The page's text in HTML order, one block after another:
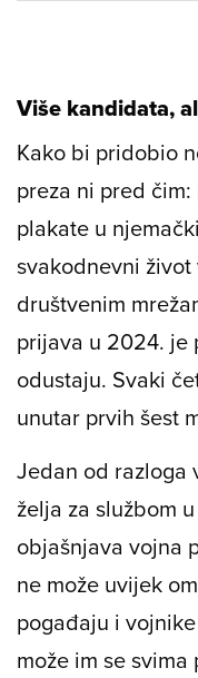
Više kandidata,
Kako bi pridobio
preza ni pred
plakate u
svakodnevni
društvenim
prijava u 2024. je
odustaju. Svaki
unutar prvih šest
Jedan od razloga
želja za službom
objašnjava vojna
ne može uvijek
pogađaju i
može im se